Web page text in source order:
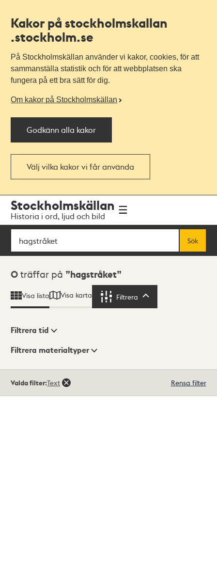
Kakor på stockholmskallan
.stockholm.se
På Stockholmskällan använder vi kakor, cookies, för att
sammanställa statistik och för att webbplatsen ska
fungera på ett bra sätt för dig.
Om kakor på Stockholmskällan
Godkänn alla kakor
Välj vilka kakor vi får använda
navigationen
huvudinnehållet
Stockholmskällan
Historia i ord, ljud och bild
Sök
Sök
Sökresultat
0 träffar på hagstråket
Visa lista Visa karta Filtrera
Visningsläge
Filtrera tid
Filtrera materialtyper
träffar
Valda filter:Text Rensa filter